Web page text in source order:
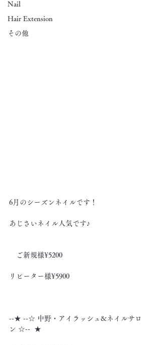
Nail
Hair Extension
その他
6月のシーズンネイルです！
あじさいネイル人気です♪
ご新規様¥5200
リピーター様¥5900
--★ --☆ 中野・アイラッシュ&ネイルサロ
ン ☆--  ★